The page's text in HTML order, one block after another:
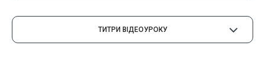
ТИТРИ ВІДЕОУРОКУ